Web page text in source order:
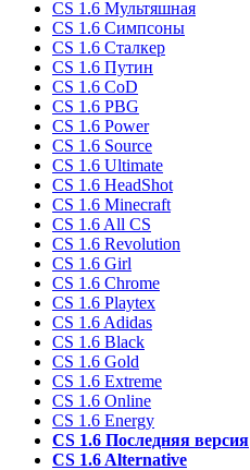
CS 1.6 Мультяшная
CS 1.6 Симпсоны
CS 1.6 Сталкер
CS 1.6 Путин
CS 1.6 CoD
CS 1.6 PBG
CS 1.6 Power
CS 1.6 Source
CS 1.6 Ultimate
CS 1.6 HeadShot
CS 1.6 Minecraft
CS 1.6 All CS
CS 1.6 Revolution
CS 1.6 Girl
CS 1.6 Chrome
CS 1.6 Playtex
CS 1.6 Adidas
CS 1.6 Black
CS 1.6 Gold
CS 1.6 Extreme
CS 1.6 Online
CS 1.6 Energy
CS 1.6 Последняя версия
CS 1.6 Alternative